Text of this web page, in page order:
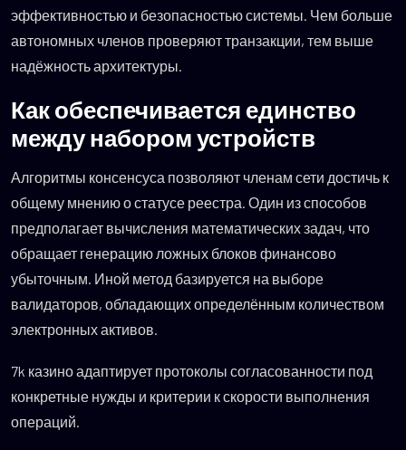
эффективностью и безопасностью системы. Чем больше
автономных членов проверяют транзакции, тем выше
надёжность архитектуры.
Как обеспечивается единство
между набором устройств
Алгоритмы консенсуса позволяют членам сети достичь к
общему мнению о статусе реестра. Один из способов
предполагает вычисления математических задач, что
обращает генерацию ложных блоков финансово
убыточным. Иной метод базируется на выборе
валидаторов, обладающих определённым количеством
электронных активов.
7k казино адаптирует протоколы согласованности под
конкретные нужды и критерии к скорости выполнения
операций.